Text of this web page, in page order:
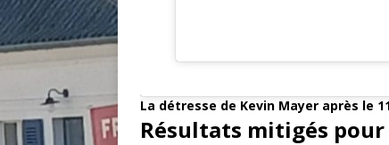
La détresse de Kevin Mayer après le
Résultats mitigés